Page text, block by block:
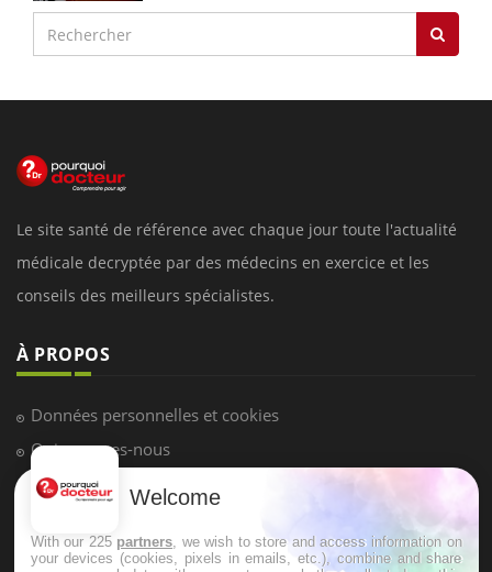
Le site santé de référence avec chaque jour toute l'actualité
médicale decryptée par des médecins en exercice et les
conseils des meilleurs spécialistes.
À PROPOS
Données personnelles et cookies
Qui sommes-nous
Conditions d'utilisation
Mentions Légales
Welcome
With our 225 partners , we wish to store and access information on
your devices (cookies, pixels in emails, etc.), combine and share